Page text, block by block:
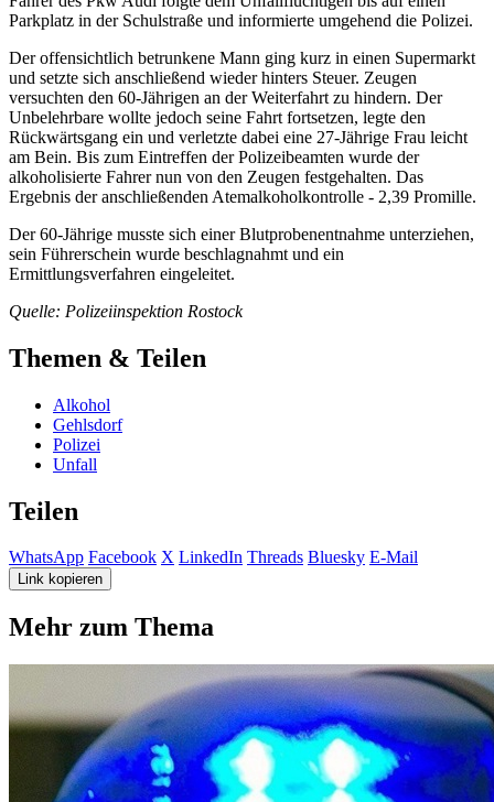
Parkplatz in der Schulstraße und informierte umgehend die Polizei.
Der offensichtlich betrunkene Mann ging kurz in einen Supermarkt
und setzte sich anschließend wieder hinters Steuer. Zeugen
versuchten den 60-Jährigen an der Weiterfahrt zu hindern. Der
Unbelehrbare wollte jedoch seine Fahrt fortsetzen, legte den
Rückwärtsgang ein und verletzte dabei eine 27-Jährige Frau leicht
am Bein. Bis zum Eintreffen der Polizeibeamten wurde der
alkoholisierte Fahrer nun von den Zeugen festgehalten. Das
Ergebnis der anschließenden Atemalkoholkontrolle - 2,39 Promille.
Der 60-Jährige musste sich einer Blutprobenentnahme unterziehen,
sein Führerschein wurde beschlagnahmt und ein
Ermittlungsverfahren eingeleitet.
Quelle: Polizeiinspektion Rostock
Themen & Teilen
Alkohol
Gehlsdorf
Polizei
Unfall
Teilen
WhatsApp Facebook X LinkedIn Threads Bluesky E-Mail
Link kopieren
Mehr zum Thema